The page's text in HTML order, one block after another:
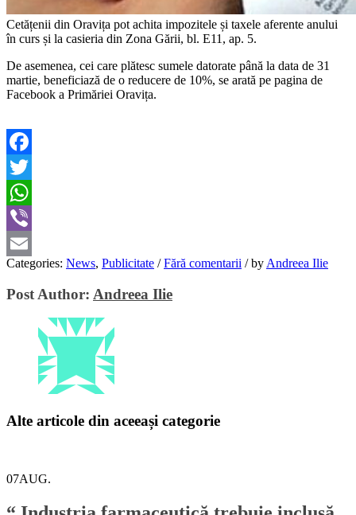
Cetățenii din Oravița pot achita impozitele și taxele aferente anului
în curs și la casieria din Zona Gării, bl. E11, ap. 5.
De asemenea, cei care plătesc sumele datorate până la data de 31
martie, beneficiază de o reducere de 10%, se arată pe pagina de
Facebook a Primăriei Oravița.
Facebook
Twitter
WhatsApp
Viber
Email
Categories: News, Publicitate / Fără comentarii /by Andreea Ilie
Post Author: Andreea Ilie
Alte articole din aceeași categorie
07AUG.